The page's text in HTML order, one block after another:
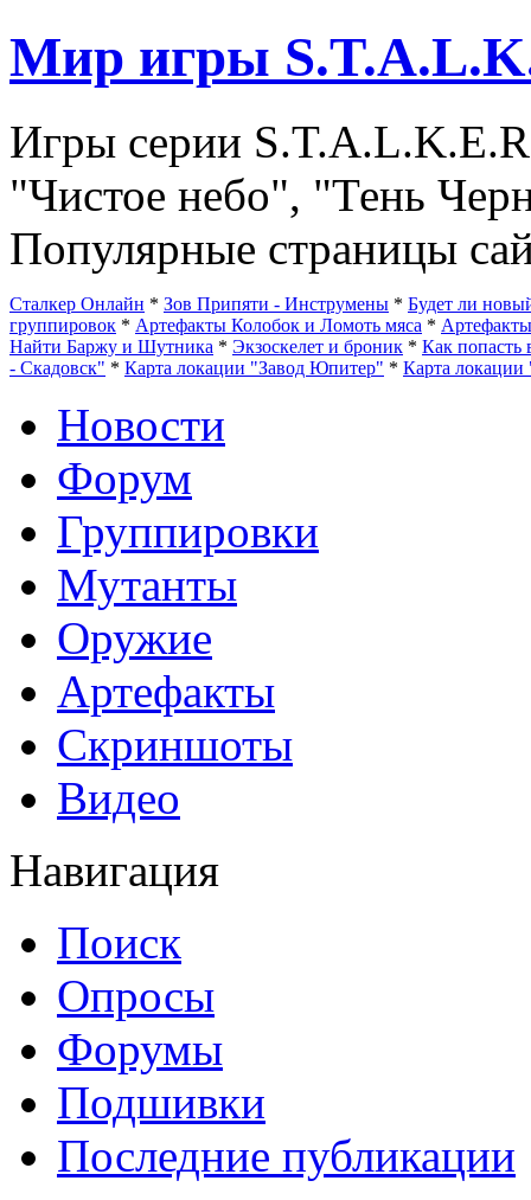
Мир игры
Игры серии
"Чистое небо", "Тень
Популярные страницы
Сталкер Онлайн * Зов Припяти - Инструмены * Будет ли
группировок * Артефакты Колобок и Ломоть мяса * Артефакты
Найти Баржу и Шутника * Экзоскелет и броник * Как попасть
- Скадовск" * Карта локации "Завод Юпитер" * Карта
Новости
Форум
Группировки
Мутанты
Оружие
Артефакты
Скриншоты
Видео
Навигация
Поиск
Опросы
Форумы
Подшивки
Последние публикации